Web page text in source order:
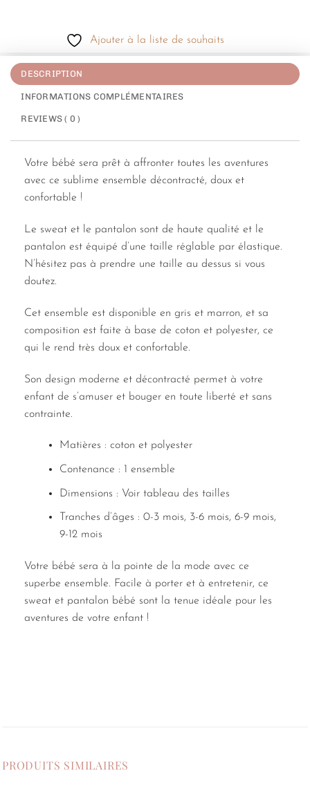
Ajouter à la liste de souhaits
DESCRIPTION
INFORMATIONS COMPLÉMENTAIRES
REVIEWS ( 0 )
Votre bébé sera prêt à affronter toutes les aventures
avec ce sublime ensemble décontracté, doux et
confortable !
Le sweat et le pantalon sont de haute qualité et le
pantalon est équipé d’une taille réglable par élastique.
N’hésitez pas à prendre une taille au dessus si vous
doutez.
Cet ensemble est disponible en gris et marron, et sa
composition est faite à base de coton et polyester, ce
qui le rend très doux et confortable.
Son design moderne et décontracté permet à votre
enfant de s’amuser et bouger en toute liberté et sans
contrainte.
Matières : coton et polyester
Contenance : 1 ensemble
Dimensions : Voir tableau des tailles
Tranches d’âges : 0-3 mois, 3-6 mois, 6-9 mois,
9-12 mois
Votre bébé sera à la pointe de la mode avec ce
superbe ensemble. Facile à porter et à entretenir, ce
sweat et pantalon bébé sont la tenue idéale pour les
aventures de votre enfant !
PRODUITS SIMILAIRES